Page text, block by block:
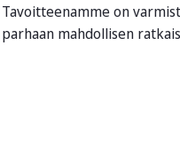
Tavoitteenamme on
parhaan mahdollisen